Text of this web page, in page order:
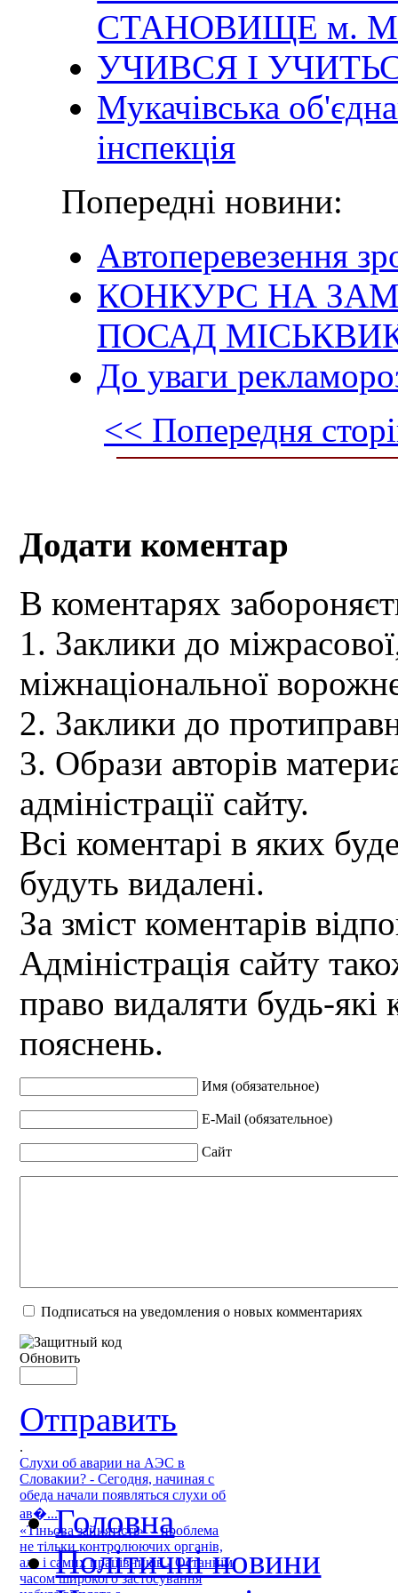
СТАНОВИЩЕ м.
УЧИВСЯ І
Мукачівська
інспекція
Попередні новини:
Автоперевезення
КОНКУРС НА
ПОСАД
До уваги
<< Попередня
Додати коментар
В коментарях
1. Заклики до
міжнаціональної
2. Заклики до
3. Образи авторів
адміністрації сайту.
Всі коментарі в яких
будуть видалені.
За зміст коментарів
Адміністрація сайту
право видаляти будь-які
пояснень.
Имя (обязательное)
E-Mail (обязательное)
Сайт
Подписаться на уведомления о новых комментариях
Обновить
Отправить
.
Слухи об аварии на АЭС в
Словакии? - Сегодня, начиная с
обеда начали появляться слухи об
ав�...
«Тіньова зайнятість» – проблема
не тільки контролюючих органів,
але і самих працівників - Останнім
часом широкого застосування
Головна
Політичні новини